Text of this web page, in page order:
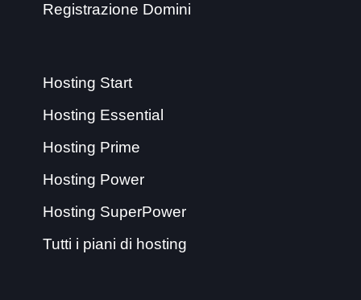
Registrazione Domini
Hosting Start
Hosting Essential
Hosting Prime
Hosting Power
Hosting SuperPower
Tutti i piani di hosting